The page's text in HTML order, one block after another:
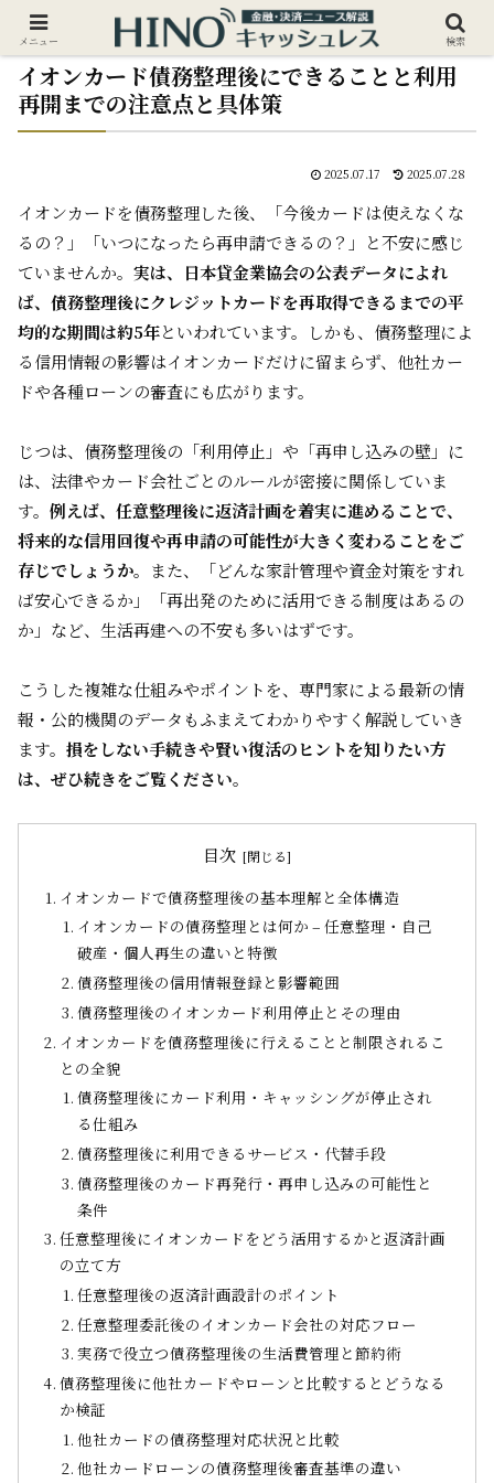
イオンカード債務整理後にできることと利用
再開までの注意点と具体策
2025.07.17 2025.07.28
イオンカードを債務整理した後、「今後カードは使えなくな
るの？」「いつになったら再申請できるの？」と不安に感じ
ていませんか。 実は、日本貸金業協会の公表データによれ
ば、債務整理後にクレジットカードを再取得できるまでの平
均的な期間は約5年といわれています。しかも、債務整理によ
る信用情報の影響はイオンカードだけに留まらず、他社カー
ドや各種ローンの審査にも広がります。
じつは、債務整理後の「利用停止」や「再申し込みの壁」に
は、法律やカード会社ごとのルールが密接に関係していま
す。 例えば、任意整理後に返済計画を着実に進めることで、
将来的な信用回復や再申請の可能性が大きく変わることをご
存じでしょうか。 また、「どんな家計管理や資金対策をすれ
ば安心できるか」「再出発のために活用できる制度はあるの
か」など、生活再建への不安も多いはずです。
こうした複雑な仕組みやポイントを、専門家による最新の情
報・公的機関のデータもふまえてわかりやすく解説していき
ます。 損をしない手続きや賢い復活のヒントを知りたい方
は、ぜひ続きをご覧ください。
目次
イオンカードで債務整理後の基本理解と全体構造
イオンカードの債務整理とは何か – 任意整理・自己
破産・個人再生の違いと特徴
債務整理後の信用情報登録と影響範囲
債務整理後のイオンカード利用停止とその理由
イオンカードを債務整理後に行えることと制限されるこ
との全貌
債務整理後にカード利用・キャッシングが停止され
る仕組み
債務整理後に利用できるサービス・代替手段
債務整理後のカード再発行・再申し込みの可能性と
条件
任意整理後にイオンカードをどう活用するかと返済計画
の立て方
任意整理後の返済計画設計のポイント
任意整理委託後のイオンカード会社の対応フロー
実務で役立つ債務整理後の生活費管理と節約術
債務整理後に他社カードやローンと比較するとどうなる
か検証
他社カードの債務整理対応状況と比較
他社カードローンの債務整理後審査基準の違い
メニュー 検索